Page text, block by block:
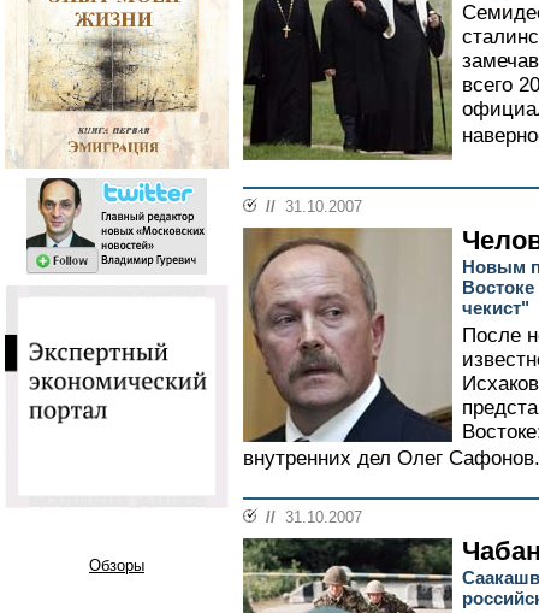
Обзоры
всего
// 31.10.2007
Новым
чекист"
После
внутренних дел Олег
// 31.10.2007